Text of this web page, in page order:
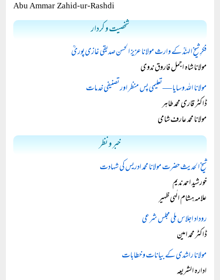
Abu Ammar Zahid-ur-Rashdi
شخصیت و کردار
فکرِ شیخ الہندؒ کے وارث مولانا عزیز الحسن صدیقی غازی پوریؒ
مولانا شاہ اجمل فاروق ندوی
مولانا اللہ وسایا — تعلیمی پس منظر اور تصنیفی خدمات
ڈاکٹر قاری محمد طاہر
مولانا محمد عارف شامی
خبر و نظر
شیخ الحدیث حضرت مولانا محمد ادریس کی شہادت
خورشید احمد ندیم
علامہ ہشام الٰہی ظہیر
روداد اجلاس ملی مجلس شرعی
ڈاکٹر محمد امین
مولانا راشدی کے بیانات و خطابات
ادارہ الشریعہ